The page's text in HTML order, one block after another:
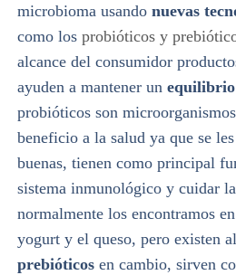
microbioma usando nuevas
como los probióticos y
alcance del consumidor
ayuden a mantener un
probióticos son
beneficio a la salud ya que se
buenas, tienen como principal
sistema inmunológico y cuidar
normalmente los encontramos
yogurt y el queso, pero existen
prebióticosen cambio, sirven